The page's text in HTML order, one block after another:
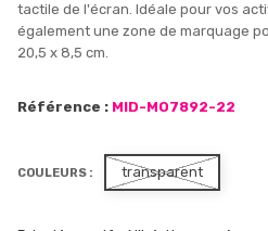
tactile de l'écran. Idéale pour vos
également une zone de marquage
20,5 x 8,5 cm.
Référence : MID-MO7892-22
COULEURS : transparent